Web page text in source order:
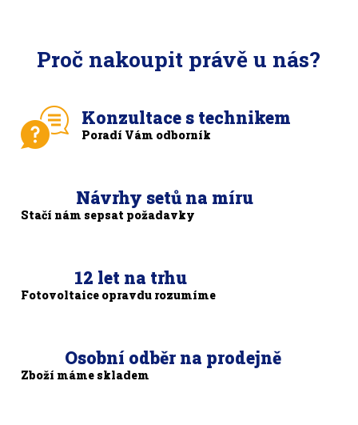
Proč nakoupit právě u nás?
Konzultace s technikem
Poradí Vám odborník
Návrhy setů na míru
Stačí nám sepsat požadavky
12 let na trhu
Fotovoltaice opravdu rozumíme
Osobní odběr na prodejně
Zboží máme skladem